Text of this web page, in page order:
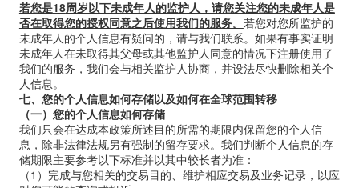
若您是18周岁以下未成年人的监护人，请您关注您的未成年人是
否在取得您的授权同意之后使用我们的服务。 若您对您所监护的
未成年人的个人信息有疑问的，请与我们联系。如果有事实证明
未成年人在未取得其父母或其他监护人同意的情况下注册使用了
我们的服务，我们会与相关监护人协商，并设法尽快删除相关个
人信息。
七、您的个人信息如何存储以及如何在全球范围转移
（一）您的个人信息如何存储
我们只会在达成本政策所述目的所需的期限内保留您的个人信
息，除非法律法规另有强制的留存要求。我们判断个人信息的存
储期限主要参考以下标准并以其中较长者为准：
（1）完成与您相关的交易目的、维护相应交易及业务记录，以应